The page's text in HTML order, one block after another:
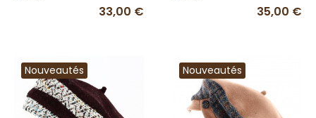
33,00 € 35,00 €
Nouveautés Nouveautés